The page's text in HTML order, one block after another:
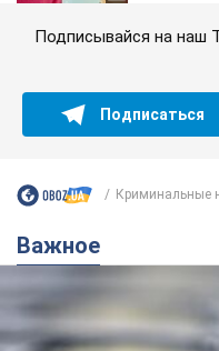
Подписывайся на наш
Подписаться
Криминальные
Важное